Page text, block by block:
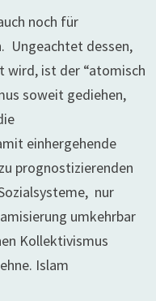
noch für
Ungeachtet dessen,
wird, ist der “atomisch
soweit gediehen,
einhergehende
prognostizierenden
nur
umkehrbar
Kollektivismus
Islam